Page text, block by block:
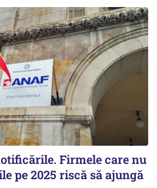
Firmele care nu
pe 2025 riscă să ajungă